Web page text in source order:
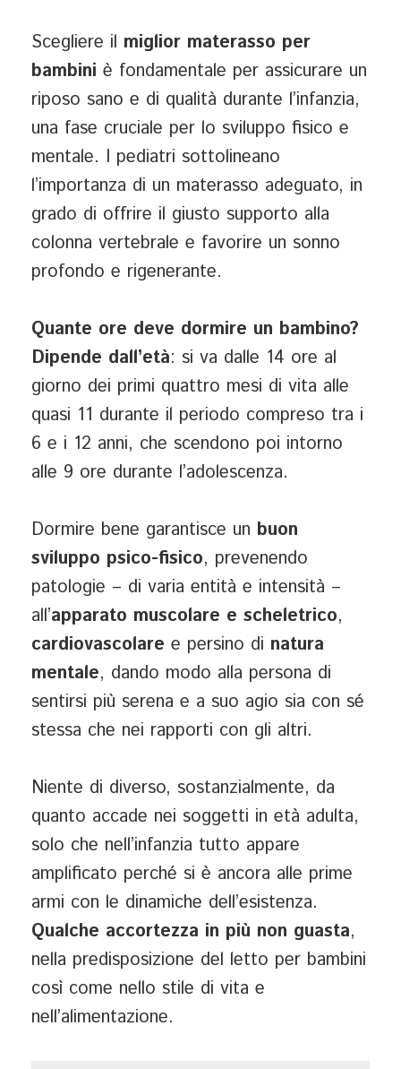
Scegliere il miglior materasso per
bambini è fondamentale per assicurare un
riposo sano e di qualità durante l’infanzia,
una fase cruciale per lo sviluppo fisico e
mentale. I pediatri sottolineano
l’importanza di un materasso adeguato, in
grado di offrire il giusto supporto alla
colonna vertebrale e favorire un sonno
profondo e rigenerante.
Quante ore deve dormire un bambino?
Dipende dall’età: si va dalle 14 ore al
giorno dei primi quattro mesi di vita alle
quasi 11 durante il periodo compreso tra i
6 e i 12 anni, che scendono poi intorno
alle 9 ore durante l’adolescenza.
Dormire bene garantisce un buon
sviluppo psico-fisico, prevenendo
patologie – di varia entità e intensità –
all’apparato muscolare e scheletrico,
cardiovascolare e persino di natura
mentale, dando modo alla persona di
sentirsi più serena e a suo agio sia con sé
stessa che nei rapporti con gli altri.
Niente di diverso, sostanzialmente, da
quanto accade nei soggetti in età adulta,
solo che nell’infanzia tutto appare
amplificato perché si è ancora alle prime
armi con le dinamiche dell’esistenza.
Qualche accortezza in più non guasta,
nella predisposizione del letto per bambini
così come nello stile di vita e
nell’alimentazione.